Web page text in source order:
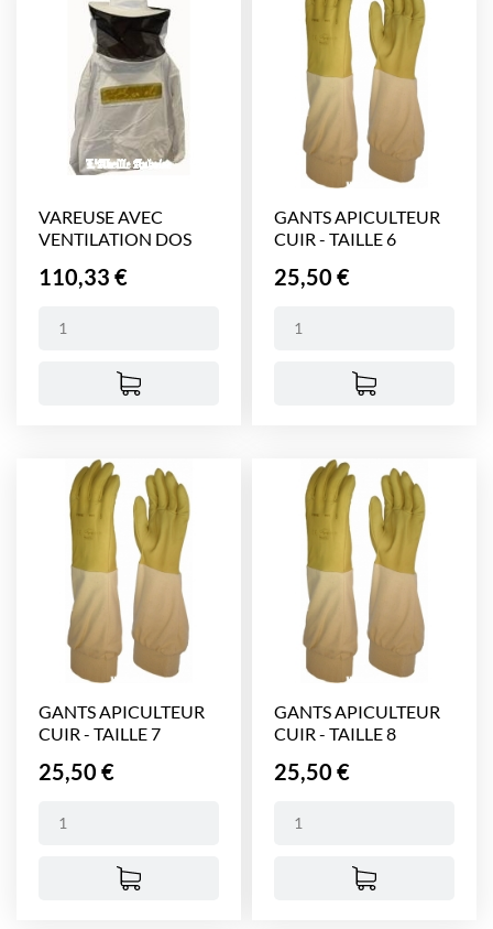
VAREUSE AVEC
VENTILATION DOS
Prix
110,33 €
GANTS APICULTEUR
CUIR - TAILLE 6
Prix
25,50 €
GANTS APICULTEUR
CUIR - TAILLE 7
Prix
25,50 €
GANTS APICULTEUR
CUIR - TAILLE 8
Prix
25,50 €